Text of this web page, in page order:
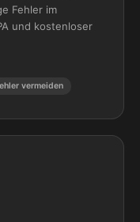
Fehler im
und kostenloser
vermeiden